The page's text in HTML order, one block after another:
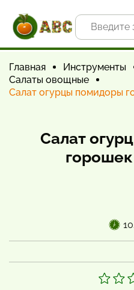
Главная Инструменты
Салаты овощные
Салат огурцы помидоры
Салат